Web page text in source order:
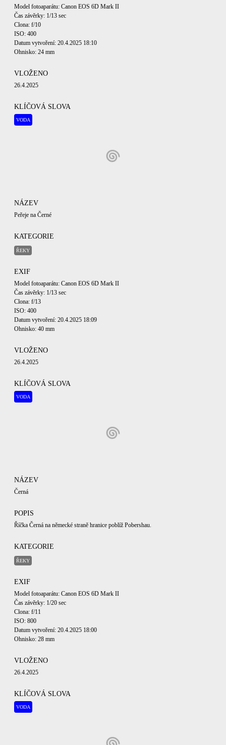
Model fotoaparátu: Canon EOS 6D Mark II
Čas závěrky: 1/13 sec
Clona: f/10
ISO: 400
Datum vytvoření: 20.4.2025 18:10
Ohnisko: 24 mm
VLOŽENO
26.4.2025
KLÍČOVÁ SLOVA
VODA
NÁZEV
Peřeje na Černé
KATEGORIE
ŘEKY
EXIF
Model fotoaparátu: Canon EOS 6D Mark II
Čas závěrky: 1/13 sec
Clona: f/13
ISO: 400
Datum vytvoření: 20.4.2025 18:09
Ohnisko: 40 mm
VLOŽENO
26.4.2025
KLÍČOVÁ SLOVA
VODA
NÁZEV
Černá
POPIS
Říčka Černá na německé straně hranice poblíž Pobershau.
KATEGORIE
ŘEKY
EXIF
Model fotoaparátu: Canon EOS 6D Mark II
Čas závěrky: 1/20 sec
Clona: f/11
ISO: 800
Datum vytvoření: 20.4.2025 18:00
Ohnisko: 28 mm
VLOŽENO
26.4.2025
KLÍČOVÁ SLOVA
VODA